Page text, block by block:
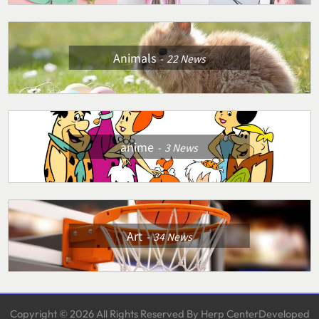
Animals 22News
anime 3News
Art 34News
Copyright © 2026 All Rights Reserved By Herp CenterDeveloped